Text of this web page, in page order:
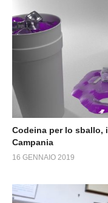
Codeina per lo sballo,
Campania
16 GENNAIO 2019